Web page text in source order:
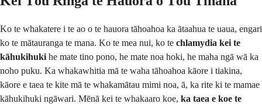
Ko te whakatere i te ao o te hauora tāhoahoa ka ātaahua te uaua, engari
ko te mātauranga te mana. Ko te mea nui, ko te chlamydia kei te
kāhukihukihe mate tino pono, he mate noa hoki, he maha ngā wā ka
noho puku. Ka whakawhitia mā te waha tāhoahoa kāore i tiakina,
kāore e taea te kite mā te whakamātau mimi noa, ā, ka rite ki te mamae
kāhukihuki ngāwari. Mēnā kei te whakaaro koe, ka taea e koe te